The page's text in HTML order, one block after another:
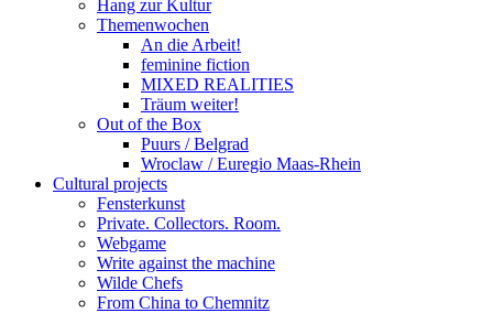
Hang zur Kultur
Themenwochen
An die Arbeit!
feminine fiction
MIXED REALITIES
Träum weiter!
Out of the Box
Puurs / Belgrad
Wroclaw / Euregio Maas-Rhein
Cultural projects
Fensterkunst
Private. Collectors. Room.
Webgame
Write against the machine
Wilde Chefs
From China to Chemnitz